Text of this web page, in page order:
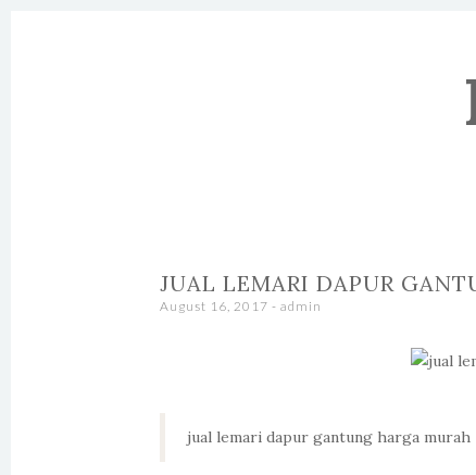
JUAL LEMARI DAPUR
August 16, 2017 - admin
jual lemari dapur gantung harga murah